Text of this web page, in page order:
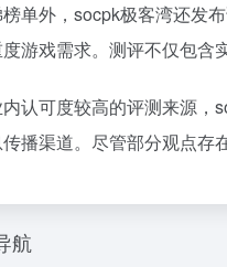
单外，socpk极客湾还发
游戏需求。测评不仅包含
认可度较高的评测来源，
播渠道。尽管部分观点存
航